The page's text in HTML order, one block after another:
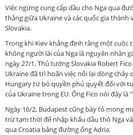
Việc ngừng cung cấp dầu cho Nga qua
thẳng giữa Ukraine và các quốc gia thành
Slovakia.
Trong khi Kiev khẳng định rằng một cuộc
không người lái của Nga là nguyên nhân
ngày 27/1, Thủ tướng Slovakia Robert
Ukraine đã trì hoãn việc nối lại dòng chảy
Hungary từ bỏ quyền phủ quyết đối với
của Ukraine trong EU. Ông Fico nói đây
Ngày 16/2, Budapest cũng bày tỏ mong
trừ tạm thời để nhập khẩu dầu thô Nga
qua Croatia bằng đường ống Adria.